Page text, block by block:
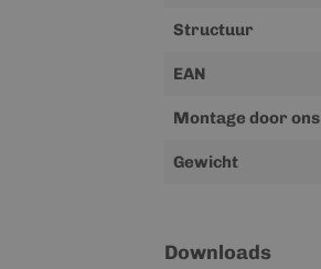
Structuur
EAN
Montage door ons
Gewicht
Downloads